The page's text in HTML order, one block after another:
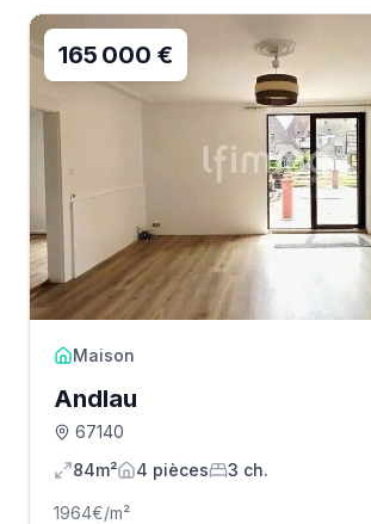
165 000 €
Maison
Andlau
67140
84m²
4 pièces 3 ch.
1964€/m²